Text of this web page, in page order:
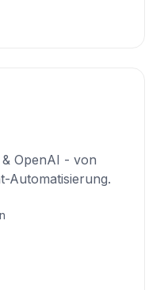
OpenAI - von
Automatisierung.